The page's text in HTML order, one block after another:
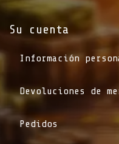
Su cuenta
Información
Devoluciones de
Pedidos